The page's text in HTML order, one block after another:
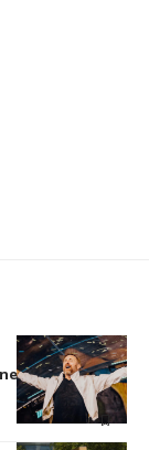
en directo